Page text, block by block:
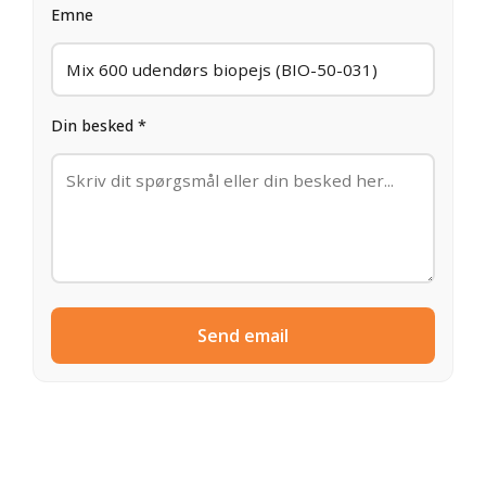
Emne
Din besked *
Send email